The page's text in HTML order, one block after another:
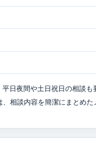
日夜間や土日祝日の相談も
相談内容を簡潔にまとめ